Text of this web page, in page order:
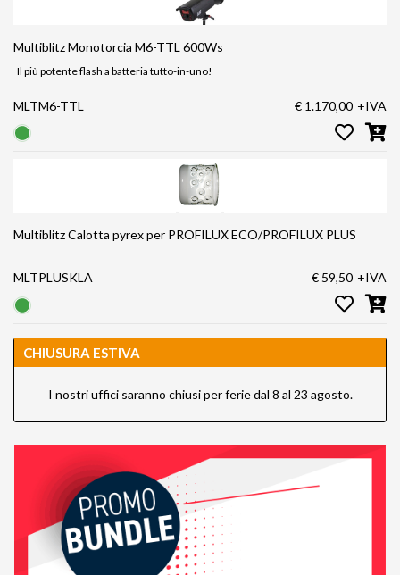
Multiblitz Monotorcia M6-TTL 600Ws
Il più potente flash a batteria tutto-in-uno!
MLTM6-TTL € 1.170,00 +IVA
Multiblitz Calotta pyrex per PROFILUX ECO/PROFILUX PLUS
MLTPLUSKLA € 59,50 +IVA
CHIUSURA ESTIVA
I nostri uffici saranno chiusi per ferie dal 8 al 23 agosto.